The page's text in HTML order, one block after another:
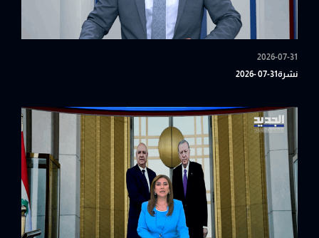
2026-07-31
نشرة31-07 -2026